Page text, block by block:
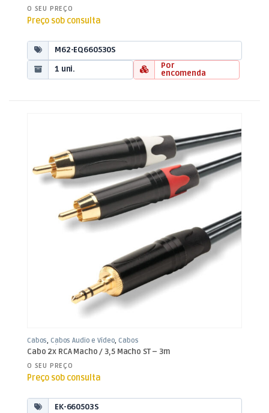
O SEU PREÇO
Preço sob consulta
M62-EQ660530S
1 uni.
Por
encomenda
Cabos ,Cabos Áudio e Vídeo ,Cabos
RCA / Jack 3,5mm
Cabo 2x RCA Macho / 3,5 Macho ST – 3m
O SEU PREÇO
Preço sob consulta
EK-660503S